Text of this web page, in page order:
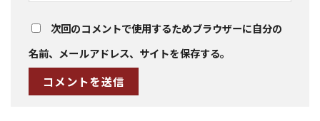
次回のコメントで使用するためブラウザーに自分の
名前、メールアドレス、サイトを保存する。